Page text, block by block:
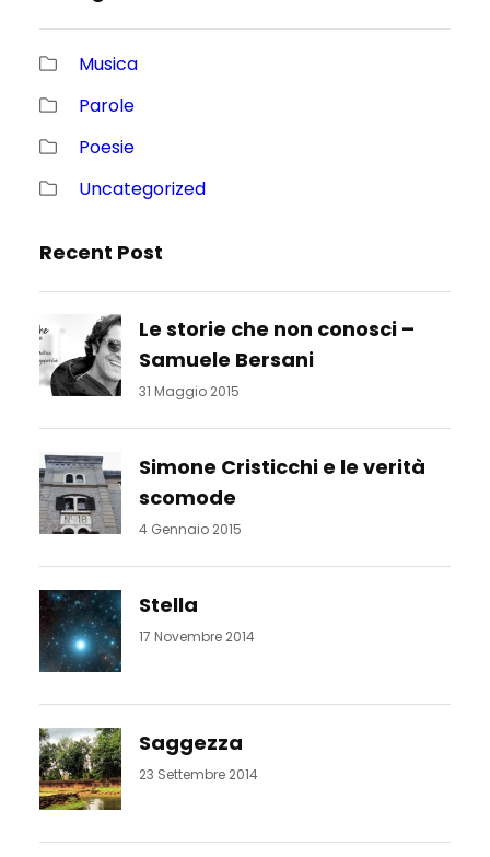
Musica
Parole
Poesie
Uncategorized
Recent Post
Le storie che non conosci –
Samuele Bersani
31 Maggio 2015
Simone Cristicchi e le verità
scomode
4 Gennaio 2015
Stella
17 Novembre 2014
Saggezza
23 Settembre 2014